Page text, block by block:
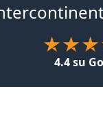
4.4 su